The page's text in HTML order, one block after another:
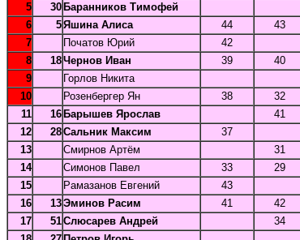
5
30 Баранников Тимофей
6
5Яшина Алиса 44 43
7
Початов Юрий 42
8
18Чернов Иван 39 40
9
Горлов Никита
10
Розенбергер Ян 38 32
11
16 Барышев Ярослав 41
12
28Сальник Максим 37
13
Смирнов Артём 31
14
Симонов Павел 33 29
15
Рамазанов Евгений 43
16
13Эминов Расим 41 42
17
51Слюсарев Андрей 34